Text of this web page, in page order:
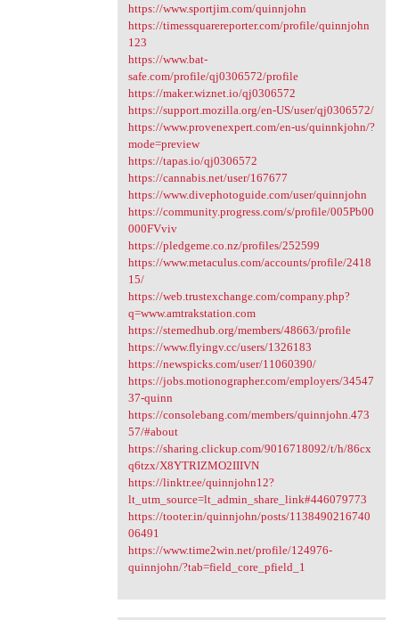
https://www.sportjim.com/quinnjohn
https://timessquarereporter.com/profile/quinnjohn
123
https://www.bat-
safe.com/profile/qj0306572/profile
https://maker.wiznet.io/qj0306572
https://support.mozilla.org/en-US/user/qj0306572/
https://www.provenexpert.com/en-us/quinnkjohn/?
mode=preview
https://tapas.io/qj0306572
https://cannabis.net/user/167677
https://www.divephotoguide.com/user/quinnjohn
https://community.progress.com/s/profile/005Pb00
000FVviv
https://pledgeme.co.nz/profiles/252599
https://www.metaculus.com/accounts/profile/2418
15/
https://web.trustexchange.com/company.php?
q=www.amtrakstation.com
https://stemedhub.org/members/48663/profile
https://www.flyingv.cc/users/1326183
https://newspicks.com/user/11060390/
https://jobs.motionographer.com/employers/34547
37-quinn
https://consolebang.com/members/quinnjohn.473
57/#about
https://sharing.clickup.com/9016718092/t/h/86cx
q6tzx/X8YTRIZMO2IIIVN
https://linktr.ee/quinnjohn12?
lt_utm_source=lt_admin_share_link#446079773
https://tooter.in/quinnjohn/posts/1138490216740
06491
https://www.time2win.net/profile/124976-
quinnjohn/?tab=field_core_pfield_1